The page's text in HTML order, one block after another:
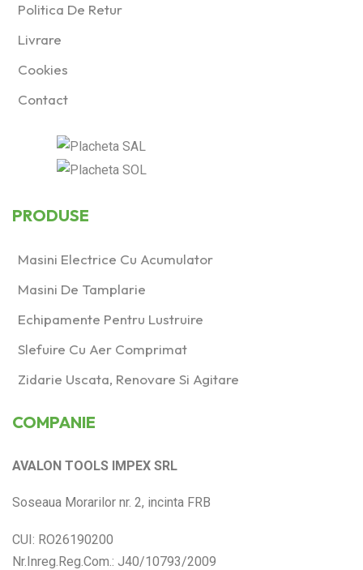
Politica De Retur
Livrare
Cookies
Contact
PRODUSE
Masini Electrice Cu Acumulator
Masini De Tamplarie
Echipamente Pentru Lustruire
Slefuire Cu Aer Comprimat
Zidarie Uscata, Renovare Si Agitare
COMPANIE
AVALON TOOLS IMPEX SRL
Soseaua Morarilor nr. 2, incinta FRB
CUI: RO26190200
Nr.Inreg.Reg.Com.: J40/10793/2009